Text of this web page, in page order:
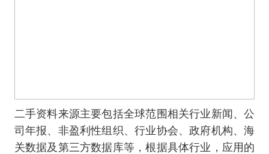
二手资料来源主要包括全球范围相关行业新闻、公
司年报、非盈利性组织、行业协会、政府机构、海
关数据及第三方数据库等，根据具体行业，应用的